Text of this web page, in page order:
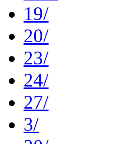
19/
20/
23/
24/
27/
3/